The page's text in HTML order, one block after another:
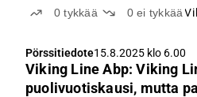
0tykkää 0ei tykkää
Pörssitiedote15.8.2025 klo 6.00
Viking Line Abp: Viking
puolivuotiskausi, mutta